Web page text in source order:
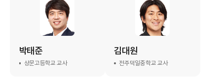
박태준
상문고등학교 교사
김대원
전주덕일중학교 교사